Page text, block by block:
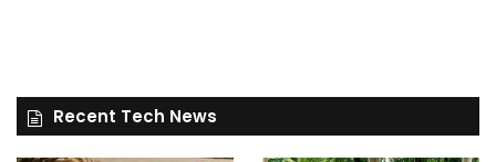
Recent Tech News